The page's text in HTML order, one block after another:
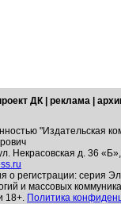
ДК реклама
"Издательская
Некрасовская д. 36
о регистрации: серия
и массовых
18+. Политика